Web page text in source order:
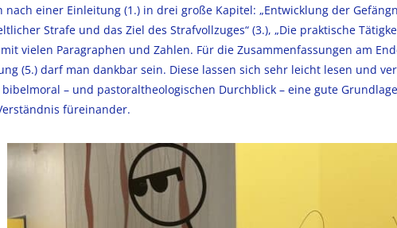
einer Einleitung (1.) in drei große Kapitel: „Entwicklung der
Strafe und das Ziel des Strafvollzuges“ (3.), „Die praktische
vielen Paragraphen und Zahlen. Für die Zusammenfassungen am
(5.) darf man dankbar sein. Diese lassen sich sehr leicht lesen und
– und pastoraltheologischen Durchblick – eine gute
füreinander.